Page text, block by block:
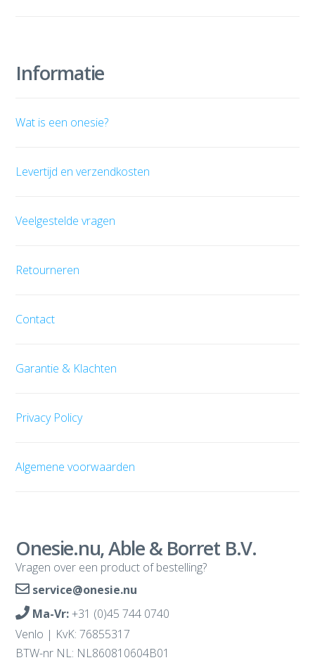
Informatie
Wat is een onesie?
Levertijd en verzendkosten
Veelgestelde vragen
Retourneren
Contact
Garantie & Klachten
Privacy Policy
Algemene voorwaarden
Onesie.nu, Able & Borret B.V.
Vragen over een product of bestelling?
service@onesie.nu
Ma-Vr:+31 (0)45 744 0740
Venlo | KvK: 76855317
BTW-nr NL: NL860810604B01